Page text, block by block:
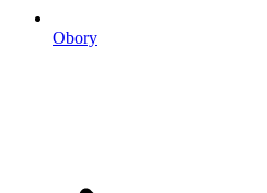
Obory